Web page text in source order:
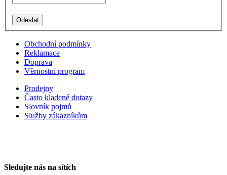
Obchodní podmínky
Reklamace
Doprava
Věrnostní program
Prodejny
Často kladené dotazy
Slovník pojmů
Služby zákazníkům
Sledujte nás na sítích